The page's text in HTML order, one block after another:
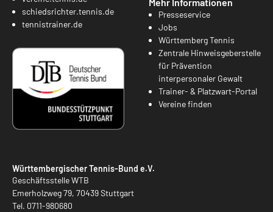
schiedsrichter.tennis.de
tennistrainer.de
Presseservice
Jobs
Württemberg Tennis
Zentrale Hinweisgeberstelle
für Prävention
interpersonaler Gewalt
Trainer- & Platzwart-Portal
Vereine finden
Württembergischer Tennis-Bund e.V.
Geschäftsstelle WTB
Emerholzweg 79, 70439 Stuttgart
Tel. 0711-980680